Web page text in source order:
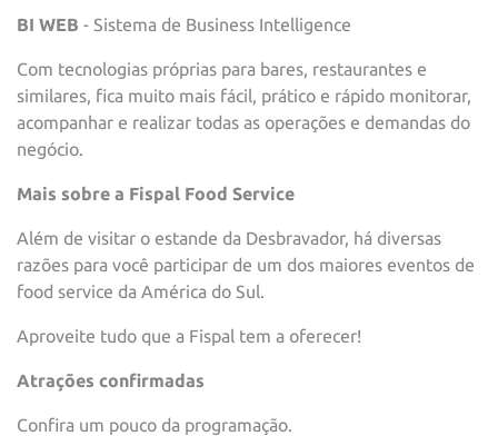
BI WEB - Sistema de Business Intelligence
Com tecnologias próprias para bares, restaurantes e
similares, fica muito mais fácil, prático e rápido monitorar,
acompanhar e realizar todas as operações e demandas do
negócio.
Mais sobre a Fispal Food Service
Além de visitar o estande da Desbravador, há diversas
razões para você participar de um dos maiores eventos de
food service da América do Sul.
Aproveite tudo que a Fispal tem a oferecer!
Atrações confirmadas
Confira um pouco da programação.